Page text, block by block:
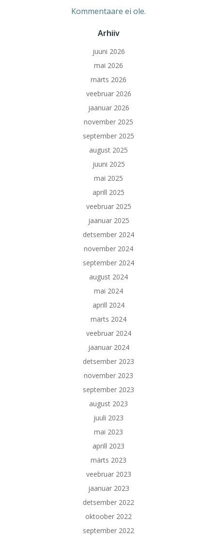
Kommentaare ei ole.
Arhiiv
juuni 2026
mai 2026
märts 2026
veebruar 2026
jaanuar 2026
november 2025
september 2025
august 2025
juuni 2025
mai 2025
aprill 2025
veebruar 2025
jaanuar 2025
detsember 2024
november 2024
september 2024
august 2024
mai 2024
aprill 2024
märts 2024
veebruar 2024
jaanuar 2024
detsember 2023
november 2023
september 2023
august 2023
juuli 2023
mai 2023
aprill 2023
märts 2023
veebruar 2023
jaanuar 2023
detsember 2022
oktoober 2022
september 2022